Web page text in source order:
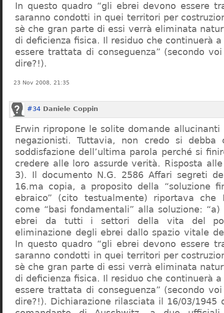
In questo quadro “gli ebrei devono essere
saranno condotti in quei territori per
sè che gran parte di essi verrà eliminata
di deficienza fisica. Il residuo che continuerà
essere trattata di conseguenza” (secondo
dire?!).
23 Nov 2008, 21:35
#34 Daniele Coppin
Erwin ripropone le solite domande
negazionisti. Tuttavia, non credo si debba
soddisfazione dell’ultima parola perché si
credere alle loro assurde verità. Risposta
3). Il documento N.G. 2586 Affari segreti
16.ma copia, a proposito della “soluzione
ebraico” (cito testualmente) riportava che
come “basi fondamentali” alla soluzione:
ebrei da tutti i settori della vita del
eliminazione degli ebrei dallo spazio vitale
In questo quadro “gli ebrei devono essere
saranno condotti in quei territori per
sè che gran parte di essi verrà eliminata
di deficienza fisica. Il residuo che continuerà
essere trattata di conseguenza” (secondo
dire?!). Dichiarazione rilasciata il 16/03/1945